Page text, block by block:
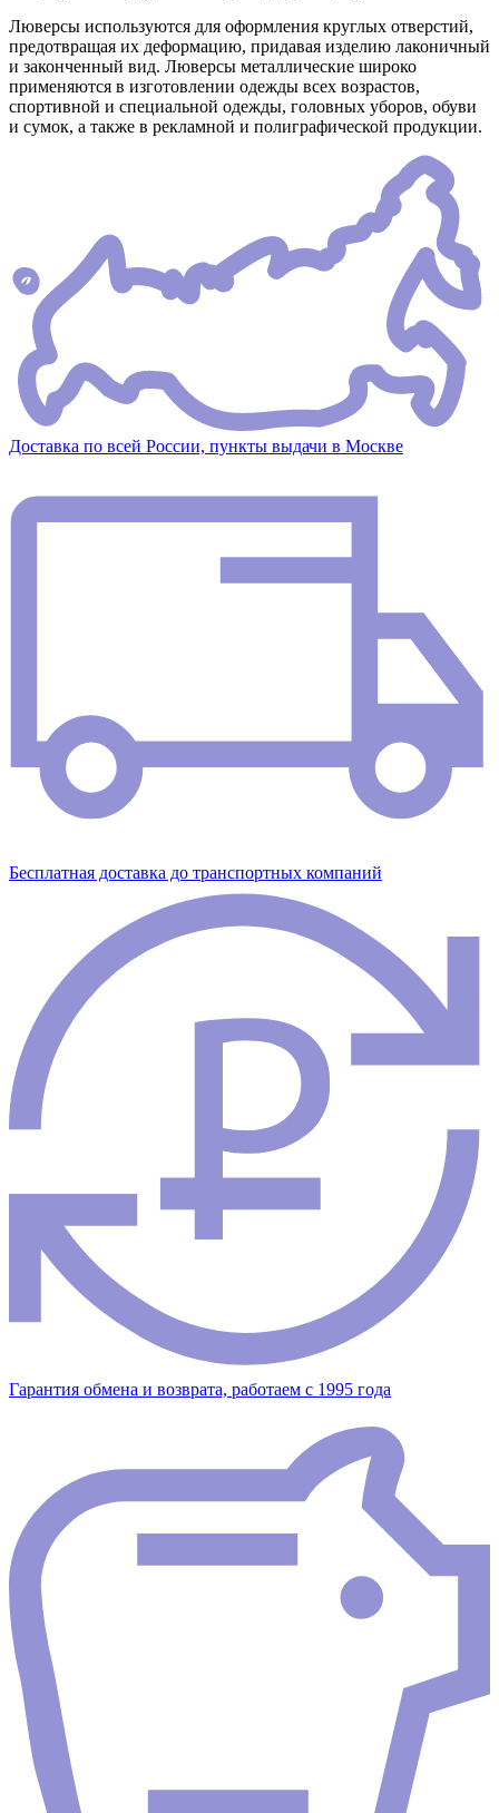
Люверсы используются для оформления круглых отверстий,
предотвращая их деформацию, придавая изделию лаконичный
и законченный вид. Люверсы металлические широко
применяются в изготовлении одежды всех возрастов,
спортивной и специальной одежды, головных уборов, обуви
и сумок, а также в рекламной и полиграфической продукции.
Доставка по всей России, пункты выдачи в Москве
Бесплатная доставка до транспортных компаний
Гарантия обмена и возврата, работаем с 1995 года